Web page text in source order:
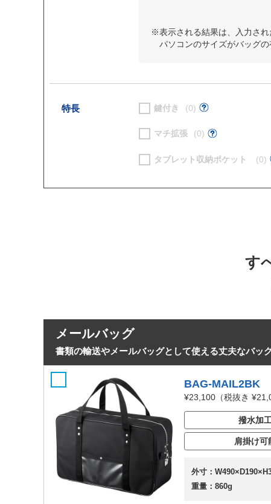
※表示される結果は、入力され
パソコンのサイズがバッグの
特長 鍵付き (0)
マチ拡張 (0)
タブレット収納ポケット (0)
す
メールバッグ
書類の輸送やメールバッグとして使える丈夫なバッ
BAG-MAIL2BK
¥23,100 （税抜き
撥水加
肩掛け可
外寸：
重量：860g